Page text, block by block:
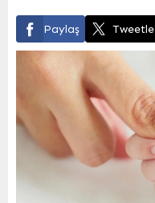
Paylaş Tweetle